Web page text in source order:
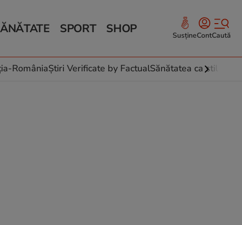
culinare
SPORT SHOP SusțineContCaută
RomâniaȘtiri Verificate by FactualSănătatea ca stil de